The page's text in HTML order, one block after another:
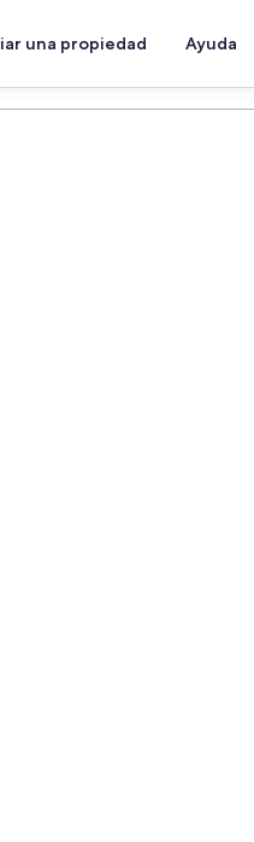
una propiedad Ayuda